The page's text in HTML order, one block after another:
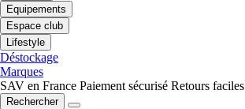
Equipements
Espace club
Lifestyle
Déstockage
Marques
SAV en France Paiement sécurisé Retours faciles
Rechercher